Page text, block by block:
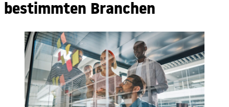
bestimmten Branchen